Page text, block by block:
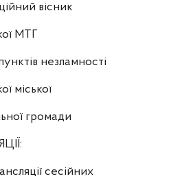
вісник
МТГ
незламності
міської
громади
сесійних